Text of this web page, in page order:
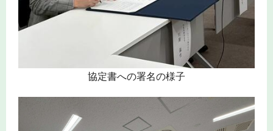
協定書への署名の様子